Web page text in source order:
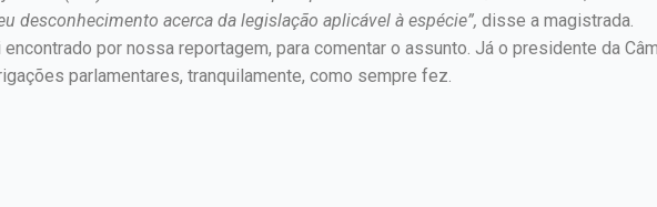
desconhecimento acerca da legislação aplicável à espécie”, disse a magistrada.
por nossa reportagem, para comentar o assunto. Já o presidente da
parlamentares, tranquilamente, como sempre fez.